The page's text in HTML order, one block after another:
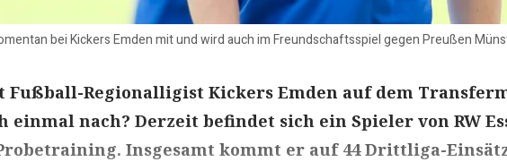
bei Kickers Emden mit und wird auch im Freundschaftsspiel gegen Preußen
Fußball-Regionalligist Kickers Emden auf dem
einmal nach? Derzeit befindet sich ein Spieler von RW
Insgesamt kommt er auf 44 Drittliga-